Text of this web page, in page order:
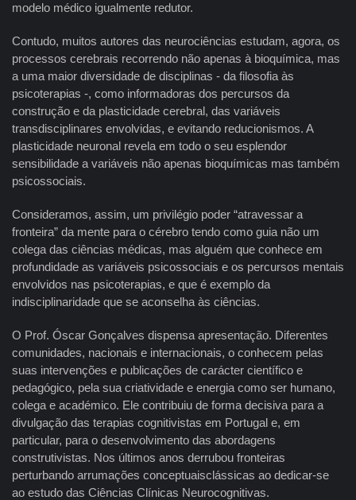
modelo médico igualmente redutor.
Contudo, muitos autores das neurociências estudam, agora, os
processos cerebrais recorrendo não apenas à bioquímica, mas
a uma maior diversidade de disciplinas - da filosofia às
psicoterapias -, como informadoras dos percursos da
construção e da plasticidade cerebral, das variáveis
transdisciplinares envolvidas, e evitando reducionismos. A
plasticidade neuronal revela em todo o seu esplendor
sensibilidade a variáveis não apenas bioquímicas mas também
psicossociais.
Consideramos, assim, um privilégio poder “atravessar a
fronteira” da mente para o cérebro tendo como guia não um
colega das ciências médicas, mas alguém que conhece em
profundidade as variáveis psicossociais e os percursos mentais
envolvidos nas psicoterapias, e que é exemplo da
indisciplinaridade que se aconselha às ciências.
O Prof. Óscar Gonçalves dispensa apresentação. Diferentes
comunidades, nacionais e internacionais, o conhecem pelas
suas intervenções e publicações de carácter científico e
pedagógico, pela sua criatividade e energia como ser humano,
colega e académico. Ele contribuiu de forma decisiva para a
divulgação das terapias cognitivistas em Portugal e, em
particular, para o desenvolvimento das abordagens
construtivistas. Nos últimos anos derrubou fronteiras
perturbando arrumações conceptuaisclássicas ao dedicar-se
ao estudo das Ciências Clínicas Neurocognitivas.